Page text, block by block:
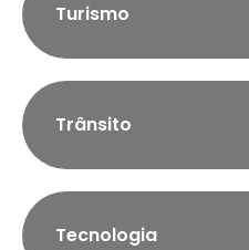
Turismo
Trânsito
Tecnologia